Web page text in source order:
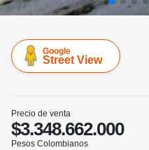
Google
Street View
Precio de venta
$3.348.662.000
Pesos Colombianos